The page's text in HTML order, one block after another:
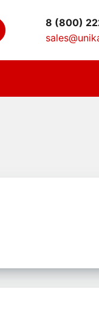
8 (800)